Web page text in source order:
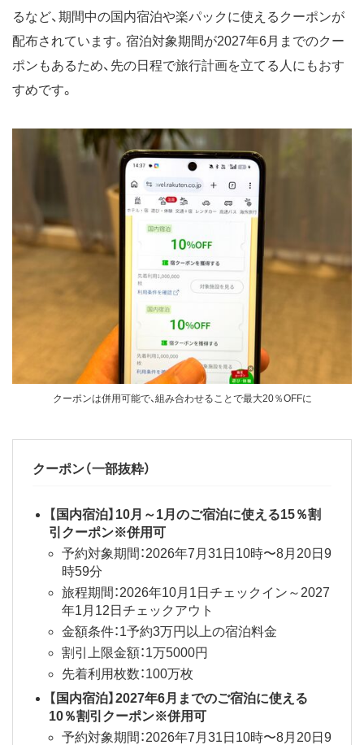
るなど、期間中の国内宿泊や楽パックに使えるクーポンが
配布されています。宿泊対象期間が2027年6月までのクー
ポンもあるため、先の日程で旅行計画を立てる人にもおす
すめです。
クーポンは併用可能で、組み合わせることで最大20％OFFに
クーポン（一部抜粋）
【国内宿泊】10月～1月のご宿泊に使える15％割
引クーポン※併用可
​​​​​予約対象期間：2026年7月31日10時〜8月20日9
時59分
旅程期間：2026年10月1日チェックイン～2027
年1月12日チェックアウト
金額条件：1予約3万円以上の宿泊料金
割引上限金額：1万5000円
先着利用枚数：100万枚
【国内宿泊】2027年6月までのご宿泊に使える
10％割引クーポン※併用可
​​​​​予約対象期間：2026年7月31日10時〜8月20日9